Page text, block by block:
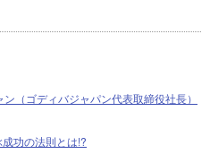
（ゴディバジャパン代表取締役社長）
功の法則とは!?